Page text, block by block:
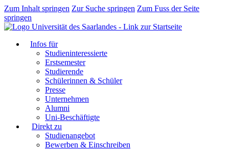
Zum Inhalt springen Zur Suche springen Zum Fuss der Seite
springen
Infos für
Studieninteressierte
Erstsemester
Studierende
Schülerinnen & Schüler
Presse
Unternehmen
Alumni
Uni-Beschäftigte
Direkt zu
Studienangebot
Bewerben & Einschreiben